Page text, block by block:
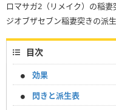
ロマサガ2（リメイク）の稲
ジオブザセブン稲妻突きの派
目次
効果
閃きと派生表